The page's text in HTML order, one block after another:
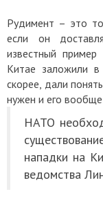
Рудимент – это
если он
известный
Китае заложили
скорее, дали
нужен и его
НАТО
нападки на
ведомства